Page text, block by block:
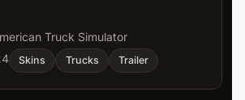
Truck Simulator
Skins Trucks Trailer